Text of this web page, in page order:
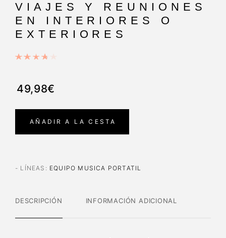
VIAJES Y REUNIONES
EN INTERIORES O
EXTERIORES
49,98€
AÑADIR A LA CESTA
- LÍNEAS : EQUIPO MUSICA PORTATIL
DESCRIPCIÓN INFORMACIÓN ADICIONAL